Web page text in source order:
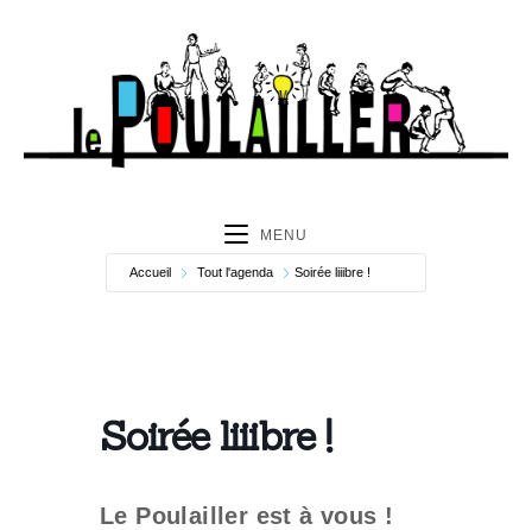
MENU
Accueil Tout l'agenda Soirée liiibre !
Soirée liiibre !
Le Poulailler est à vous !